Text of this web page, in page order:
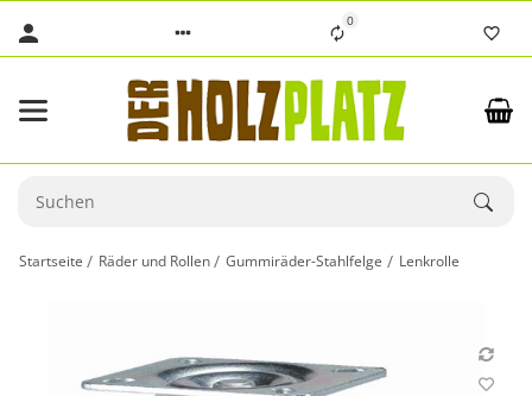
0
Startseite Räder und Rollen Gummiräder-Stahlfelge Lenkrolle